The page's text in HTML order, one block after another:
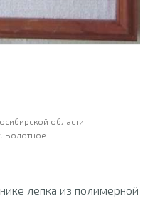
области
Болотное
лепка из полимерной